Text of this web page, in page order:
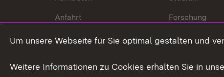
Anfahrt Forschung
Internationales
Um unsere Webseite für Sie optimal gestalten und
Weitere Informationen zu Cookies erhalten Sie in